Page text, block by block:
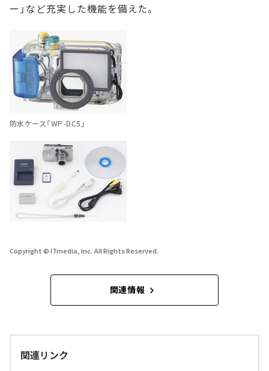
ー」など充実した機能を備えた。
防水ケース「WP-DC5」
Copyright © ITmedia, Inc. All Rights Reserved.
関連情報
関連リンク